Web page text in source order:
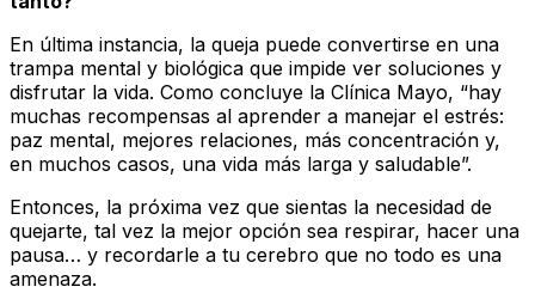
En última instancia, la queja puede convertirse en una
trampa mental y biológica que impide ver soluciones y
disfrutar la vida. Como concluye la Clínica Mayo, “hay
muchas recompensas al aprender a manejar el estrés:
paz mental, mejores relaciones, más concentración y,
en muchos casos, una vida más larga y saludable”.
Entonces, la próxima vez que sientas la necesidad de
quejarte, tal vez la mejor opción sea respirar, hacer una
pausa… y recordarle a tu cerebro que no todo es una
amenaza.